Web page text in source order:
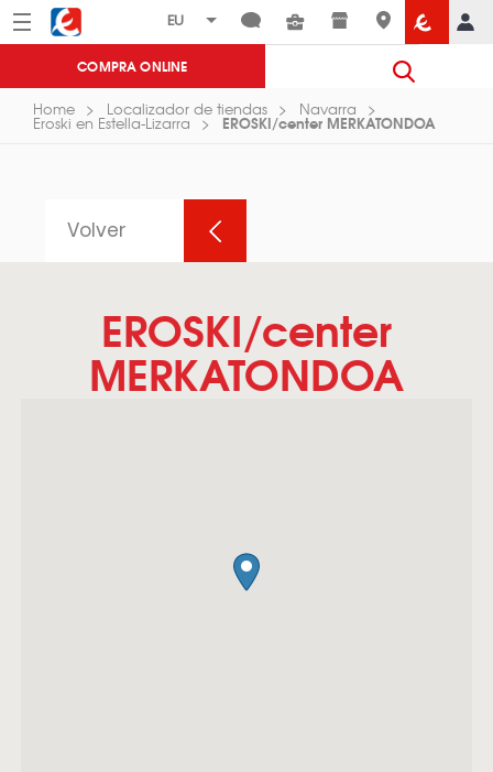
Menú Eroski
COMPRA ONLINE
Home Localizador de tiendas Navarra
Eroski en Estella-Lizarra EROSKI/center MERKATONDOA
Volver
EROSKI/center
MERKATONDOA